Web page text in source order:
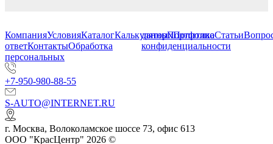
КомпанияУсловияКаталогКалькуляторПортфолиоСтатьи
ответКонтактыОбработка
персональных
данныхПолитика
конфиденциальности
+7-950-980-88-55
S-AUTO@INTERNET.RU
г. Москва, Волоколамское шоссе 73, офис 613
ООО "КрасЦентр" 2026 ©